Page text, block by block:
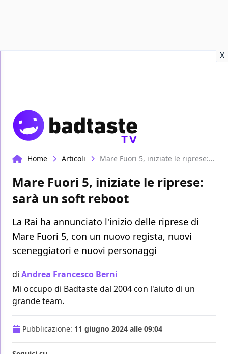
X
TV
Home Articoli Mare Fuori 5, iniziate le riprese: sarà un soft reboot
Mare Fuori 5, iniziate le riprese:
sarà un soft reboot
La Rai ha annunciato l'inizio delle riprese di
Mare Fuori 5, con un nuovo regista, nuovi
sceneggiatori e nuovi personaggi
di Andrea Francesco Berni
Mi occupo di Badtaste dal 2004 con l'aiuto di un
grande team.
Pubblicazione: 11 giugno 2024 alle 09:04